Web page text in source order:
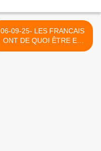
06-09-25- LES FRANCAIS
ONT DE QUOI ÊTRE EN
COLERE ! (PATRICK